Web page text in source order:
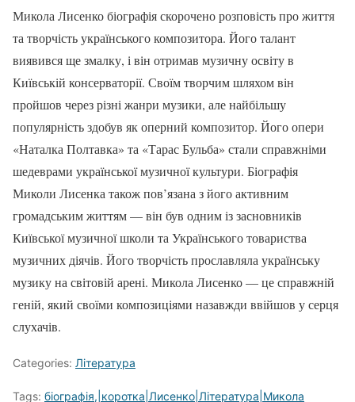
Микола Лисенко біографія скорочено розповість про життя
та творчість українського композитора. Його талант
виявився ще змалку, і він отримав музичну освіту в
Київській консерваторії. Своїм творчим шляхом він
пройшов через різні жанри музики, але найбільшу
популярність здобув як оперний композитор. Його опери
«Наталка Полтавка» та «Тарас Бульба» стали справжніми
шедеврами української музичної культури. Біографія
Миколи Лисенка також пов’язана з його активним
громадським життям — він був одним із засновників
Київської музичної школи та Українського товариства
музичних діячів. Його творчість прославляла українську
музику на світовій арені. Микола Лисенко — це справжній
геній, який своїми композиціями назавжди ввійшов у серця
слухачів.
Categories: Література
Tags: біографія,|коротка|Лисенко|Література|Микола